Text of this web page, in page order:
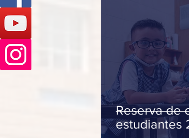
Reserva de
estudiantes